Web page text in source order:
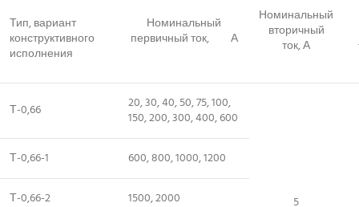
Тип, вариант
конструктивного
исполнения
Номинальный
первичный ток, А
Номинальный
вторичный
ток, А
Т-0,66
20, 30, 40, 50, 75, 100,
150, 200, 300, 400, 600
5
Т-0,66-1 600, 800, 1000, 1200
Т-0,66-2 1500, 2000